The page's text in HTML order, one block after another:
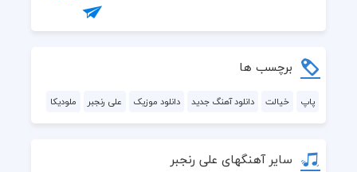
برچسب ها
پاپ خیالت دانلود آهنگ جدید دانلود موزیک علی رنجبر ملودیکا
سایر آهنگهای علی رنجبر